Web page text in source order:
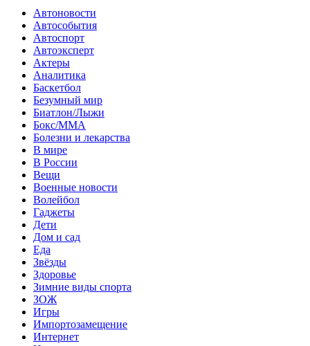
Автоновости
Автособытия
Автоспорт
Автоэксперт
Актеры
Аналитика
Баскетбол
Безумный мир
Биатлон/Лыжи
Бокс/MMA
Болезни и лекарства
В мире
В России
Вещи
Военные новости
Волейбол
Гаджеты
Дети
Дом и сад
Еда
Звёзды
Здоровье
Зимние виды спорта
ЗОЖ
Игры
Импортозамещение
Интернет